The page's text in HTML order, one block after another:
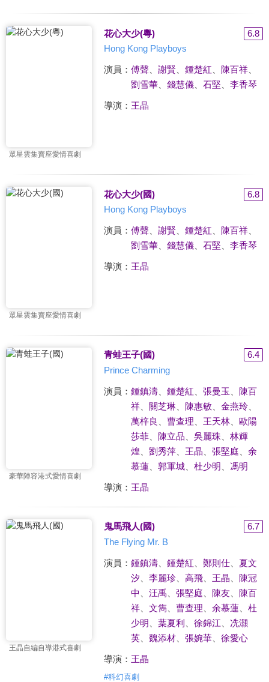
眾星雲集賣座愛情喜劇
花心大少(粵)
6.8
Hong Kong Playboys
演員： 傅聲、 謝賢 鍾楚紅 陳百祥、
劉雪華、 錢慧儀、 石堅 李香琴
導演： 王晶
眾星雲集賣座愛情喜劇
花心大少(國)
6.8
Hong Kong Playboys
演員： 傅聲、 謝賢 鍾楚紅 陳百祥、
劉雪華、 錢慧儀、 石堅 李香琴
導演： 王晶
豪華陣容港式愛情喜劇
青蛙王子(國)
6.4
Prince Charming
演員： 鍾鎮濤、 鍾楚紅 張曼玉
陳百
祥、 關芝琳、 陳惠敏、 金燕玲、
萬梓良
曹查理 王天林、 歐陽
莎菲、 陳立品 吳麗珠
林輝
煌
劉秀萍、 王晶 張堅庭
余
慕蓮、 郭軍城、 杜少明 馮明
導演： 王晶
王晶自編自導港式喜劇
鬼馬飛人(國)
6.7
The Flying Mr. B
演員： 鍾鎮濤、 鍾楚紅 鄭則仕、 夏文
汐
李麗珍、 高飛、 王晶
陳冠
中
汪禹 張堅庭 陳友、 陳百
祥、 文雋、 曹查理 余慕蓮、 杜
少明
葉夏利 徐錦江
冼灝
英、 魏添材、 張婉華、 徐愛心
導演： 王晶
#科幻喜劇